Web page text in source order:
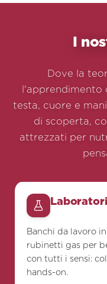
I
Dove la
l'apprendimento
testa, cuore e
di scoperta,
attrezzati per
Banchi da lavoro
rubinetti gas per
con tutti i sensi:
hands-on.